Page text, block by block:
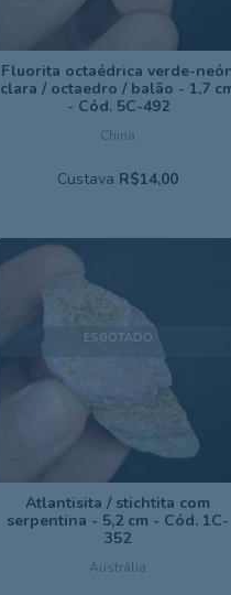
China
Fluorita octaédrica verde-
clara / octaedro / balão - 1,7
- Cód. 5C-492
Custava R$14,00
ESGOTADO
Austrália
Atlantisita / stichtita com
serpentina - 5,2 cm - Cód. 1C-
352